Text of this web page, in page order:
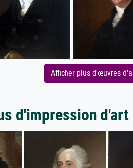
Afficher plus d'œuvres
d'impression